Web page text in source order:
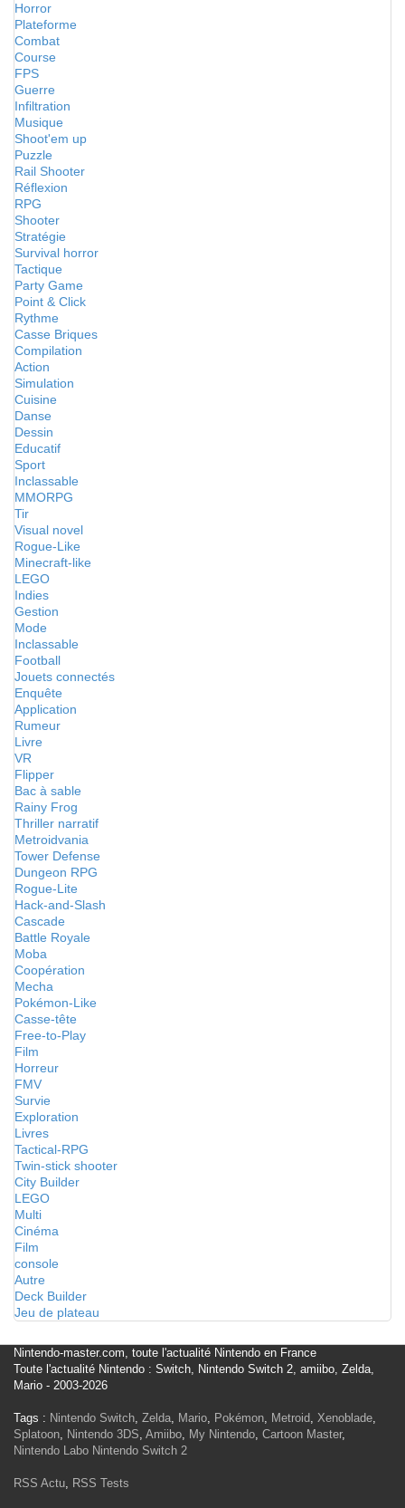
Horror
Plateforme
Combat
Course
FPS
Guerre
Infiltration
Musique
Shoot'em up
Puzzle
Rail Shooter
Réflexion
RPG
Shooter
Stratégie
Survival horror
Tactique
Party Game
Point & Click
Rythme
Casse Briques
Compilation
Action
Simulation
Cuisine
Danse
Dessin
Educatif
Sport
Inclassable
MMORPG
Tir
Visual novel
Rogue-Like
Minecraft-like
LEGO
Indies
Gestion
Mode
Inclassable
Football
Jouets connectés
Enquête
Application
Rumeur
Livre
VR
Flipper
Bac à sable
Rainy Frog
Thriller narratif
Metroidvania
Tower Defense
Dungeon RPG
Rogue-Lite
Hack-and-Slash
Cascade
Battle Royale
Moba
Coopération
Mecha
Pokémon-Like
Casse-tête
Free-to-Play
Film
Horreur
FMV
Survie
Exploration
Livres
Tactical-RPG
Twin-stick shooter
City Builder
LEGO
Multi
Cinéma
Film
console
Autre
Deck Builder
Jeu de plateau
Nintendo-master.com, toute l'actualité Nintendo en France
Toute l'actualité Nintendo : Switch, Nintendo Switch 2, amiibo, Zelda,
Mario - 2003-2026
Tags : Nintendo Switch, Zelda, Mario, Pokémon, Metroid, Xenoblade,
Splatoon, Nintendo 3DS, Amiibo, My Nintendo, Cartoon Master,
Nintendo Labo Nintendo Switch 2
RSS Actu, RSS Tests